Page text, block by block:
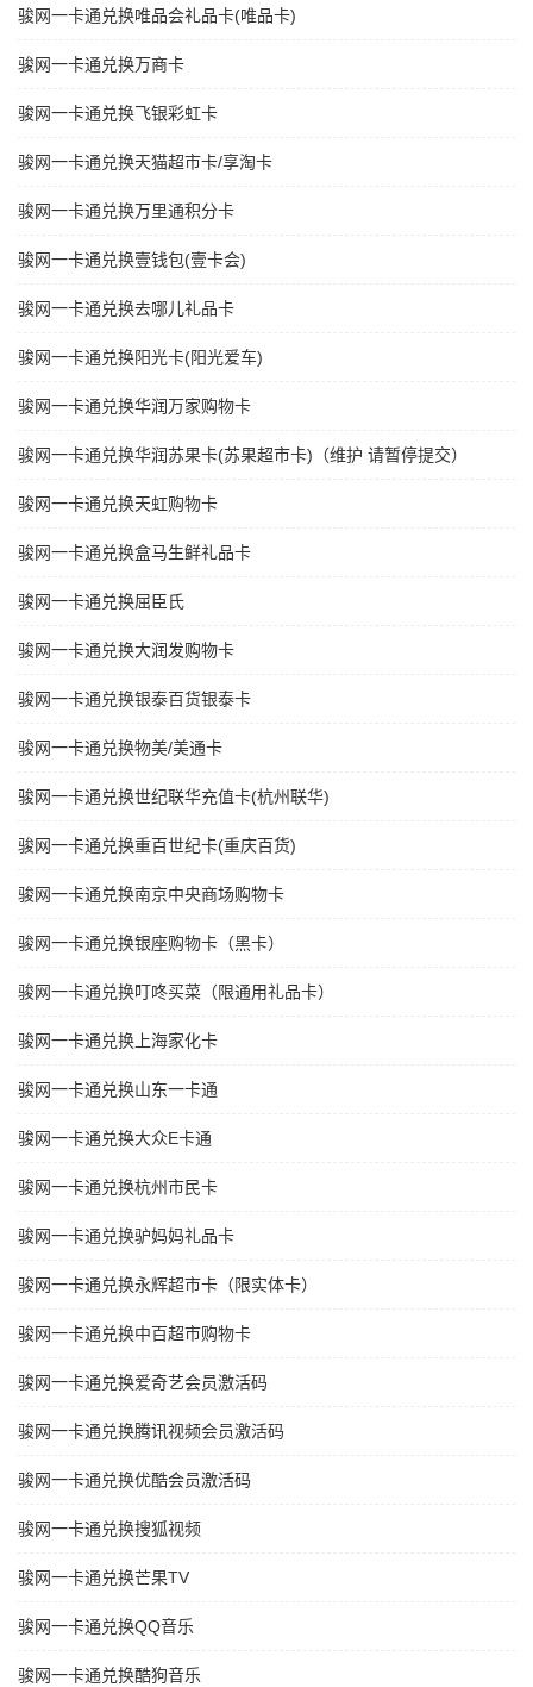
骏网一卡通兑换唯品会礼品卡(唯品卡)
骏网一卡通兑换万商卡
骏网一卡通兑换飞银彩虹卡
骏网一卡通兑换天猫超市卡/享淘卡
骏网一卡通兑换万里通积分卡
骏网一卡通兑换壹钱包(壹卡会)
骏网一卡通兑换去哪儿礼品卡
骏网一卡通兑换阳光卡(阳光爱车)
骏网一卡通兑换华润万家购物卡
骏网一卡通兑换华润苏果卡(苏果超市卡)（维护 请暂停提交）
骏网一卡通兑换天虹购物卡
骏网一卡通兑换盒马生鲜礼品卡
骏网一卡通兑换屈臣氏
骏网一卡通兑换大润发购物卡
骏网一卡通兑换银泰百货银泰卡
骏网一卡通兑换物美/美通卡
骏网一卡通兑换世纪联华充值卡(杭州联华)
骏网一卡通兑换重百世纪卡(重庆百货)
骏网一卡通兑换南京中央商场购物卡
骏网一卡通兑换银座购物卡（黑卡）
骏网一卡通兑换叮咚买菜（限通用礼品卡）
骏网一卡通兑换上海家化卡
骏网一卡通兑换山东一卡通
骏网一卡通兑换大众E卡通
骏网一卡通兑换杭州市民卡
骏网一卡通兑换驴妈妈礼品卡
骏网一卡通兑换永辉超市卡（限实体卡）
骏网一卡通兑换中百超市购物卡
骏网一卡通兑换爱奇艺会员激活码
骏网一卡通兑换腾讯视频会员激活码
骏网一卡通兑换优酷会员激活码
骏网一卡通兑换搜狐视频
骏网一卡通兑换芒果TV
骏网一卡通兑换QQ音乐
骏网一卡通兑换酷狗音乐